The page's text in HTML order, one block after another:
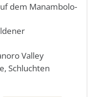
dem Manambolo-
Valley
Schluchten